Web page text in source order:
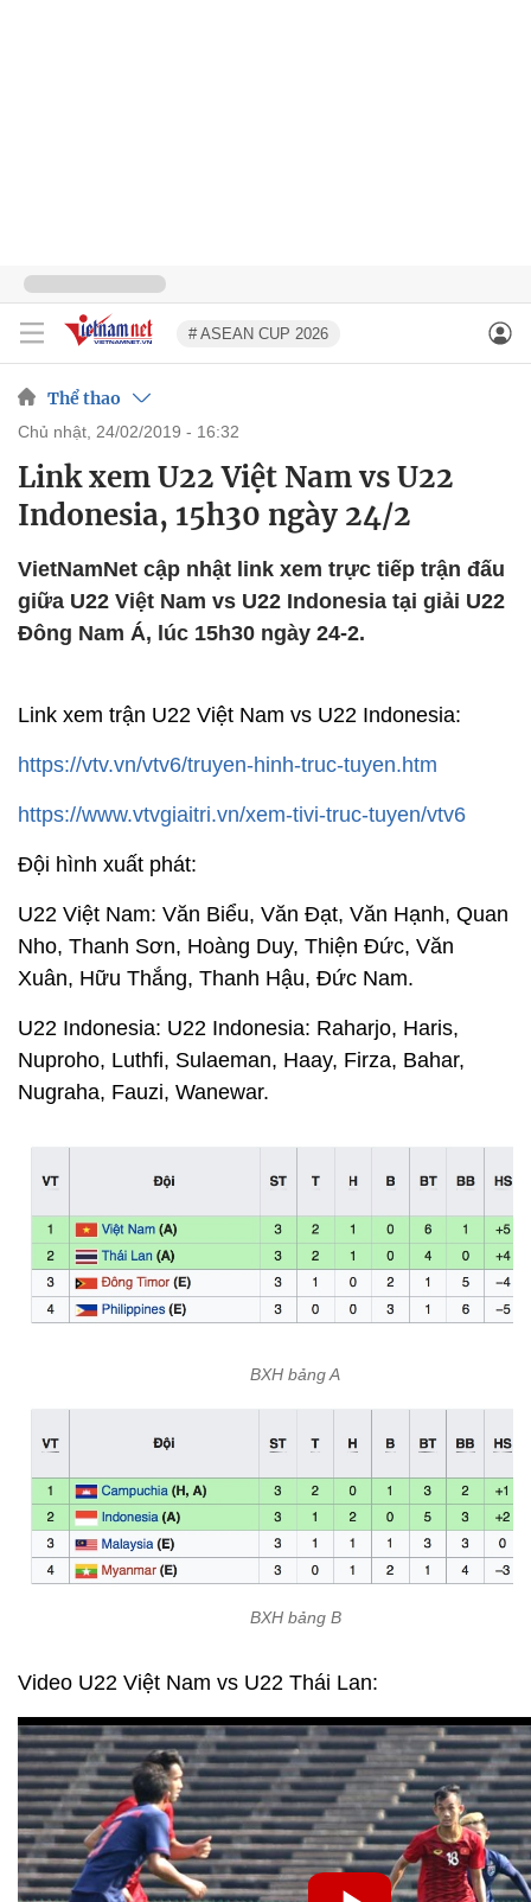
# ASEAN CUP 2026
Thể thao
chủ nhật, 24/02/2019 - 16:32
Link xem U22 Việt Nam vs U22
Indonesia, 15h30 ngày 24/2
VietNamNet cập nhật link xem trực tiếp trận đấu
giữa U22 Việt Nam vs U22 Indonesia tại giải U22
Đông Nam Á, lúc 15h30 ngày 24-2.
Link xem trận U22 Việt Nam vs U22 Indonesia:
https://vtv.vn/vtv6/truyen-hinh-truc-tuyen.htm
https://www.vtvgiaitri.vn/xem-tivi-truc-tuyen/vtv6
Đội hình xuất phát:
U22 Việt Nam: Văn Biểu, Văn Đạt, Văn Hạnh, Quan
Nho, Thanh Sơn, Hoàng Duy, Thiện Đức, Văn
Xuân, Hữu Thắng, Thanh Hậu, Đức Nam.
U22 Indonesia: U22 Indonesia: Raharjo, Haris,
Nuproho, Luthfi, Sulaeman, Haay, Firza, Bahar,
Nugraha, Fauzi, Wanewar.
BXH bảng A
BXH bảng B
Video U22 Việt Nam vs U22 Thái Lan: